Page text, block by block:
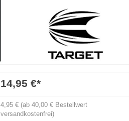
14,95 €*
4,95 € (ab 40,00 € Bestellwert
versandkostenfrei)